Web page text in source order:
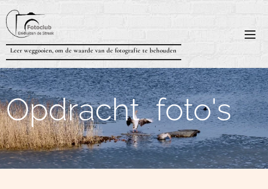
Leer weggooien, om de waarde van de fotografie te behouden
Opdracht foto's